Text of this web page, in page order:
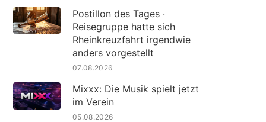
Postillon des Tages ·
Reisegruppe hatte sich
Rheinkreuzfahrt irgendwie
anders vorgestellt
07.08.2026
Mixxx: Die Musik spielt jetzt
im Verein
05.08.2026